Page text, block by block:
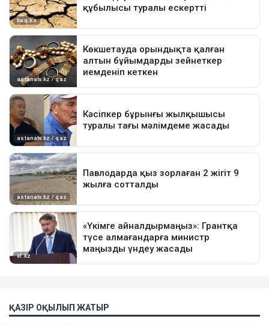
ҚАЗІР ОҚЫЛЫП ЖАТЫР